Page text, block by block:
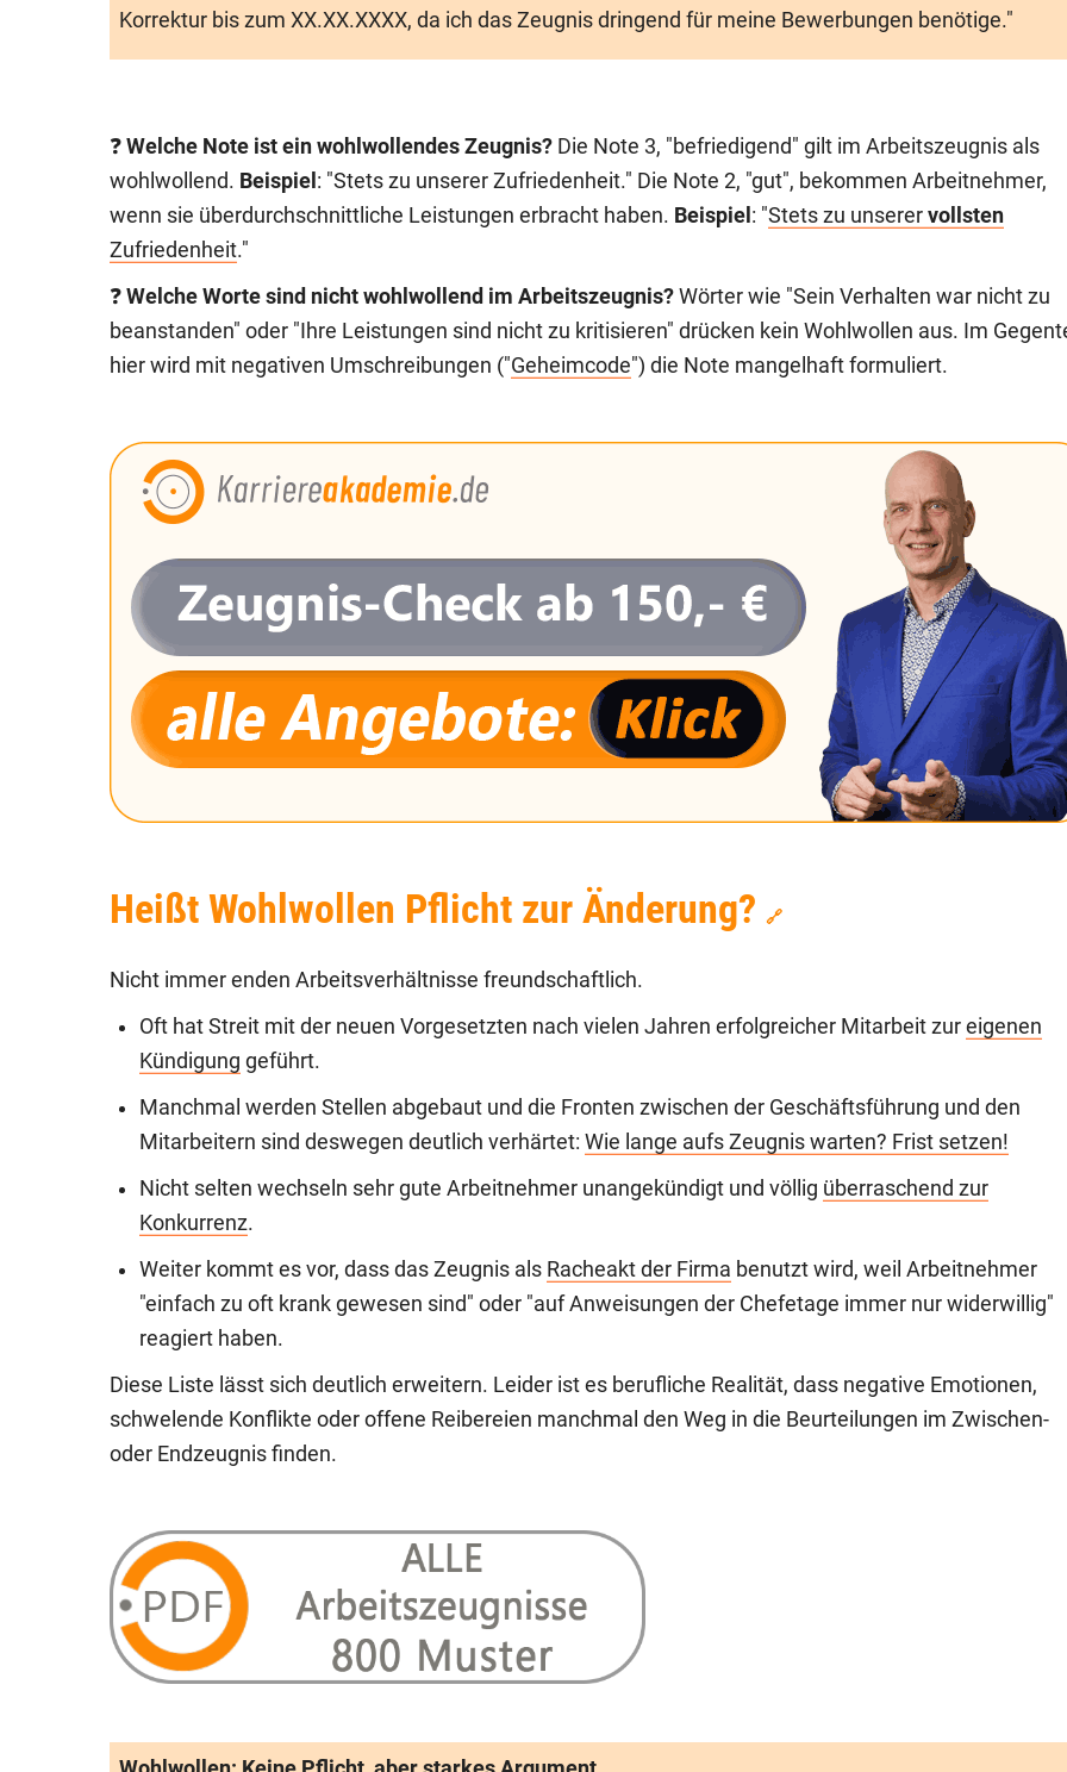
Korrektur bis zum XX.XX.XXXX, da ich das Zeugnis dringend für meine Bewerbungen benötige."
❓ Welche Note ist ein wohlwollendes Zeugnis? Die Note 3, "befriedigend" gilt im Arbeitszeugnis als
wohlwollend. Beispiel : "Stets zu unserer Zufriedenheit." Die Note 2, "gut", bekommen Arbeitnehmer,
wenn sie überdurchschnittliche Leistungen erbracht haben. Beispiel : "Stets zu unserer vollsten
Zufriedenheit."
❓ Welche Worte sind nicht wohlwollend im Arbeitszeugnis? Wörter wie "Sein Verhalten war nicht zu
beanstanden" oder "Ihre Leistungen sind nicht zu kritisieren" drücken kein Wohlwollen aus. Im
hier wird mit negativen Umschreibungen ("Geheimcode") die Note mangelhaft formuliert.
Heißt Wohlwollen Pflicht zur Änderung? 🔗
Nicht immer enden Arbeitsverhältnisse freundschaftlich.
Oft hat Streit mit der neuen Vorgesetzten nach vielen Jahren erfolgreicher Mitarbeit zur eigenen
Kündigung geführt.
Manchmal werden Stellen abgebaut und die Fronten zwischen der Geschäftsführung und den
Mitarbeitern sind deswegen deutlich verhärtet: Wie lange aufs Zeugnis warten? Frist setzen!
Nicht selten wechseln sehr gute Arbeitnehmer unangekündigt und völlig überraschend zur
Konkurrenz.
Weiter kommt es vor, dass das Zeugnis als Racheakt der Firma benutzt wird, weil Arbeitnehmer
"einfach zu oft krank gewesen sind" oder "auf Anweisungen der Chefetage immer nur widerwillig"
reagiert haben.
Diese Liste lässt sich deutlich erweitern. Leider ist es berufliche Realität, dass negative Emotionen,
schwelende Konflikte oder offene Reibereien manchmal den Weg in die Beurteilungen im Zwischen-
oder Endzeugnis finden.